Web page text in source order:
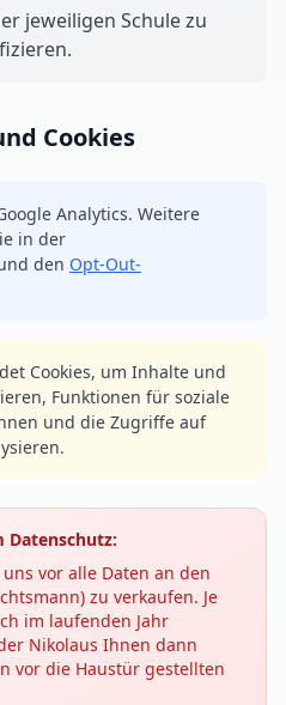
jeweiligen Schule zu
Cookies
Analytics. Weitere
in der
den Opt-Out-
Cookies, um Inhalte und
Funktionen für soziale
und die Zugriffe auf
Datenschutz:
vor alle Daten an den
zu verkaufen. Je
im laufenden Jahr
Nikolaus Ihnen dann
vor die Haustür gestellten